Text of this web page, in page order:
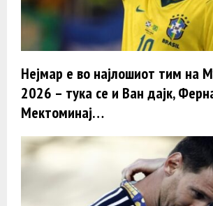
Нејмар е во најлошиот тим на
2026 – тука се и Ван дајк,
Мектоминај…